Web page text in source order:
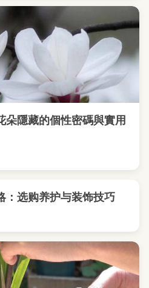
朵隱藏的個性密碼與實用
：选购养护与装饰技巧